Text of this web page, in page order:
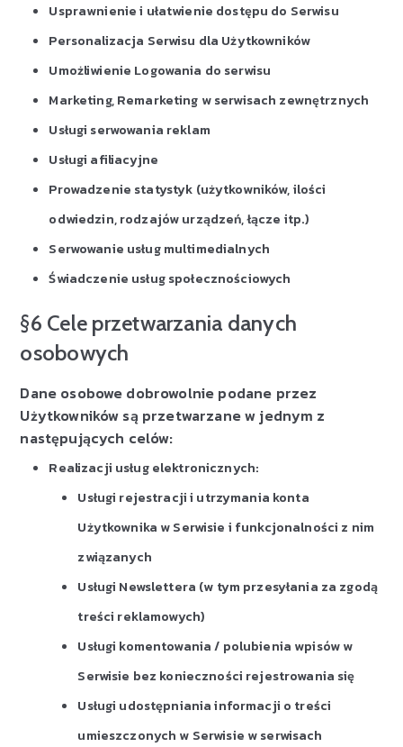
Usprawnienie i ułatwienie dostępu do Serwisu
Personalizacja Serwisu dla Użytkowników
Umożliwienie Logowania do serwisu
Marketing, Remarketing w serwisach zewnętrznych
Usługi serwowania reklam
Usługi afiliacyjne
Prowadzenie statystyk (użytkowników, ilości
odwiedzin, rodzajów urządzeń, łącze itp.)
Serwowanie usług multimedialnych
Świadczenie usług społecznościowych
§6 Cele przetwarzania danych
osobowych
Dane osobowe dobrowolnie podane przez
Użytkowników są przetwarzane w jednym z
następujących celów:
Realizacji usług elektronicznych:
Usługi rejestracji i utrzymania konta
Użytkownika w Serwisie i funkcjonalności z nim
związanych
Usługi Newslettera (w tym przesyłania za zgodą
treści reklamowych)
Usługi komentowania / polubienia wpisów w
Serwisie bez konieczności rejestrowania się
Usługi udostępniania informacji o treści
umieszczonych w Serwisie w serwisach